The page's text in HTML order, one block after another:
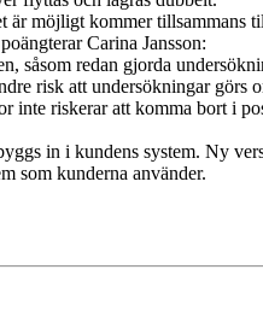
är möjligt kommer tillsammans
Carina Jansson:
såsom redan gjorda
risk att undersökningar görs
inte riskerar att komma bort i
in i kundens system. Ny
som kunderna använder.